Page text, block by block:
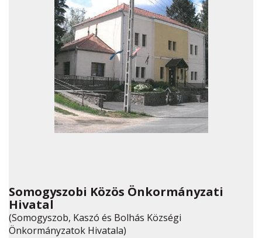
Somogyszobi Közös Önkormányzati
Hivatal
(Somogyszob, Kaszó és Bolhás Községi
Önkormányzatok Hivatala)